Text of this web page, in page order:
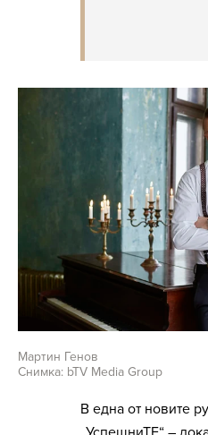
Мартин Генов
Снимка: bTV Media Group
В една от новите